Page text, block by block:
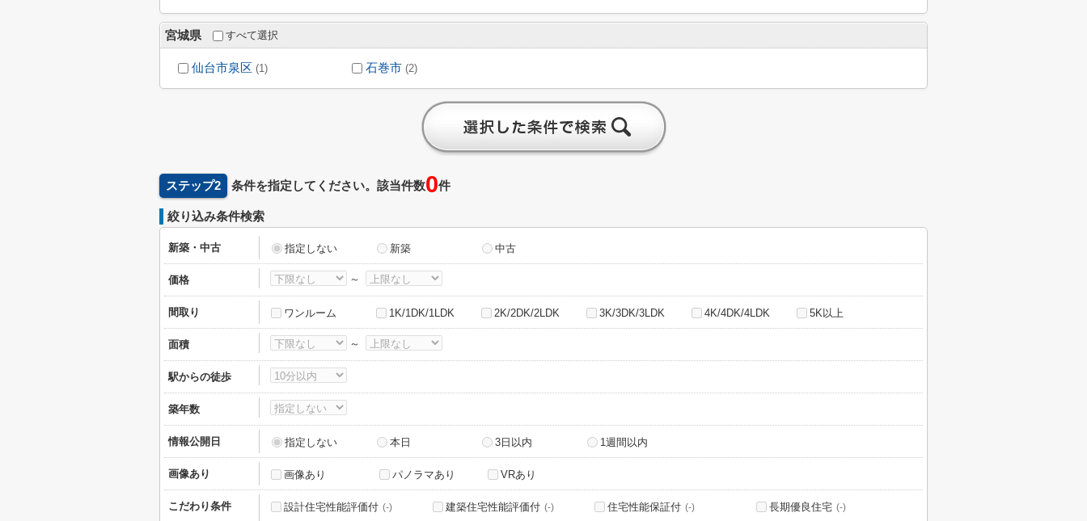
宮城県 すべて選択
仙台市泉区 (1) 石巻市 (2)
ステップ2 条件を指定してください。該当件数0件
絞り込み条件検索
新築・中古 指定しない 新築 中古
価格 ～
間取り ワンルーム 1K/1DK/1LDK 2K/2DK/2LDK 3K/3DK/3LDK 4K/4DK/4LDK 5K以上
面積 ～
駅からの徒歩
築年数
情報公開日 指定しない 本日 3日以内 1週間以内
画像あり 画像あり パノラマあり VRあり
こだわり条件 設計住宅性能評価付 (-) 建築住宅性能評価付 (-) 住宅性能保証付 (-) 長期優良住宅 (-)